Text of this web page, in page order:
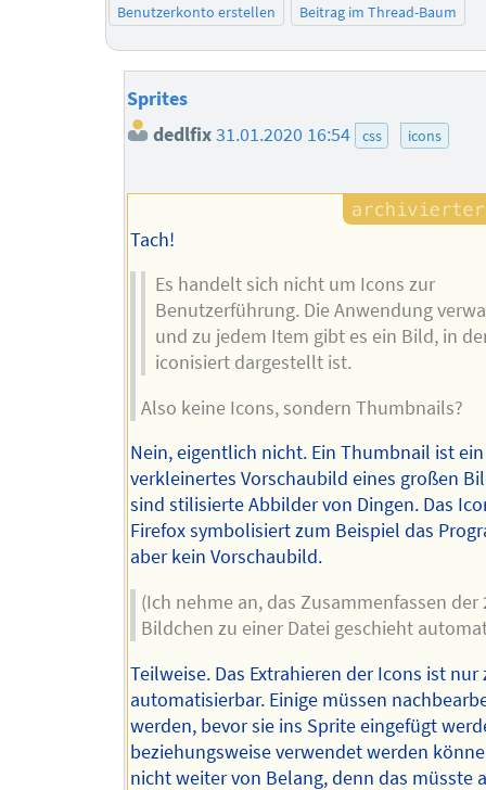
Benutzerkonto erstellen
Beitrag im Thread-Baum
Sprites
dedlfix31.01.2020 16:54 css icons
Tach!
Es handelt sich nicht um Icons zur
Benutzerführung. Die Anwendung
und zu jedem Item gibt es ein Bild, in
iconisiert dargestellt ist.
Also keine Icons, sondern Thumbnails?
Nein, eigentlich nicht. Ein Thumbnail ist ein
verkleinertes Vorschaubild eines großen
sind stilisierte Abbilder von Dingen. Das
Firefox symbolisiert zum Beispiel das
aber kein Vorschaubild.
(Ich nehme an, das Zusammenfassen der
Bildchen zu einer Datei geschieht
Teilweise. Das Extrahieren der Icons ist nur
automatisierbar. Einige müssen
werden, bevor sie ins Sprite eingefügt
beziehungsweise verwendet werden
nicht weiter von Belang, denn das müsste